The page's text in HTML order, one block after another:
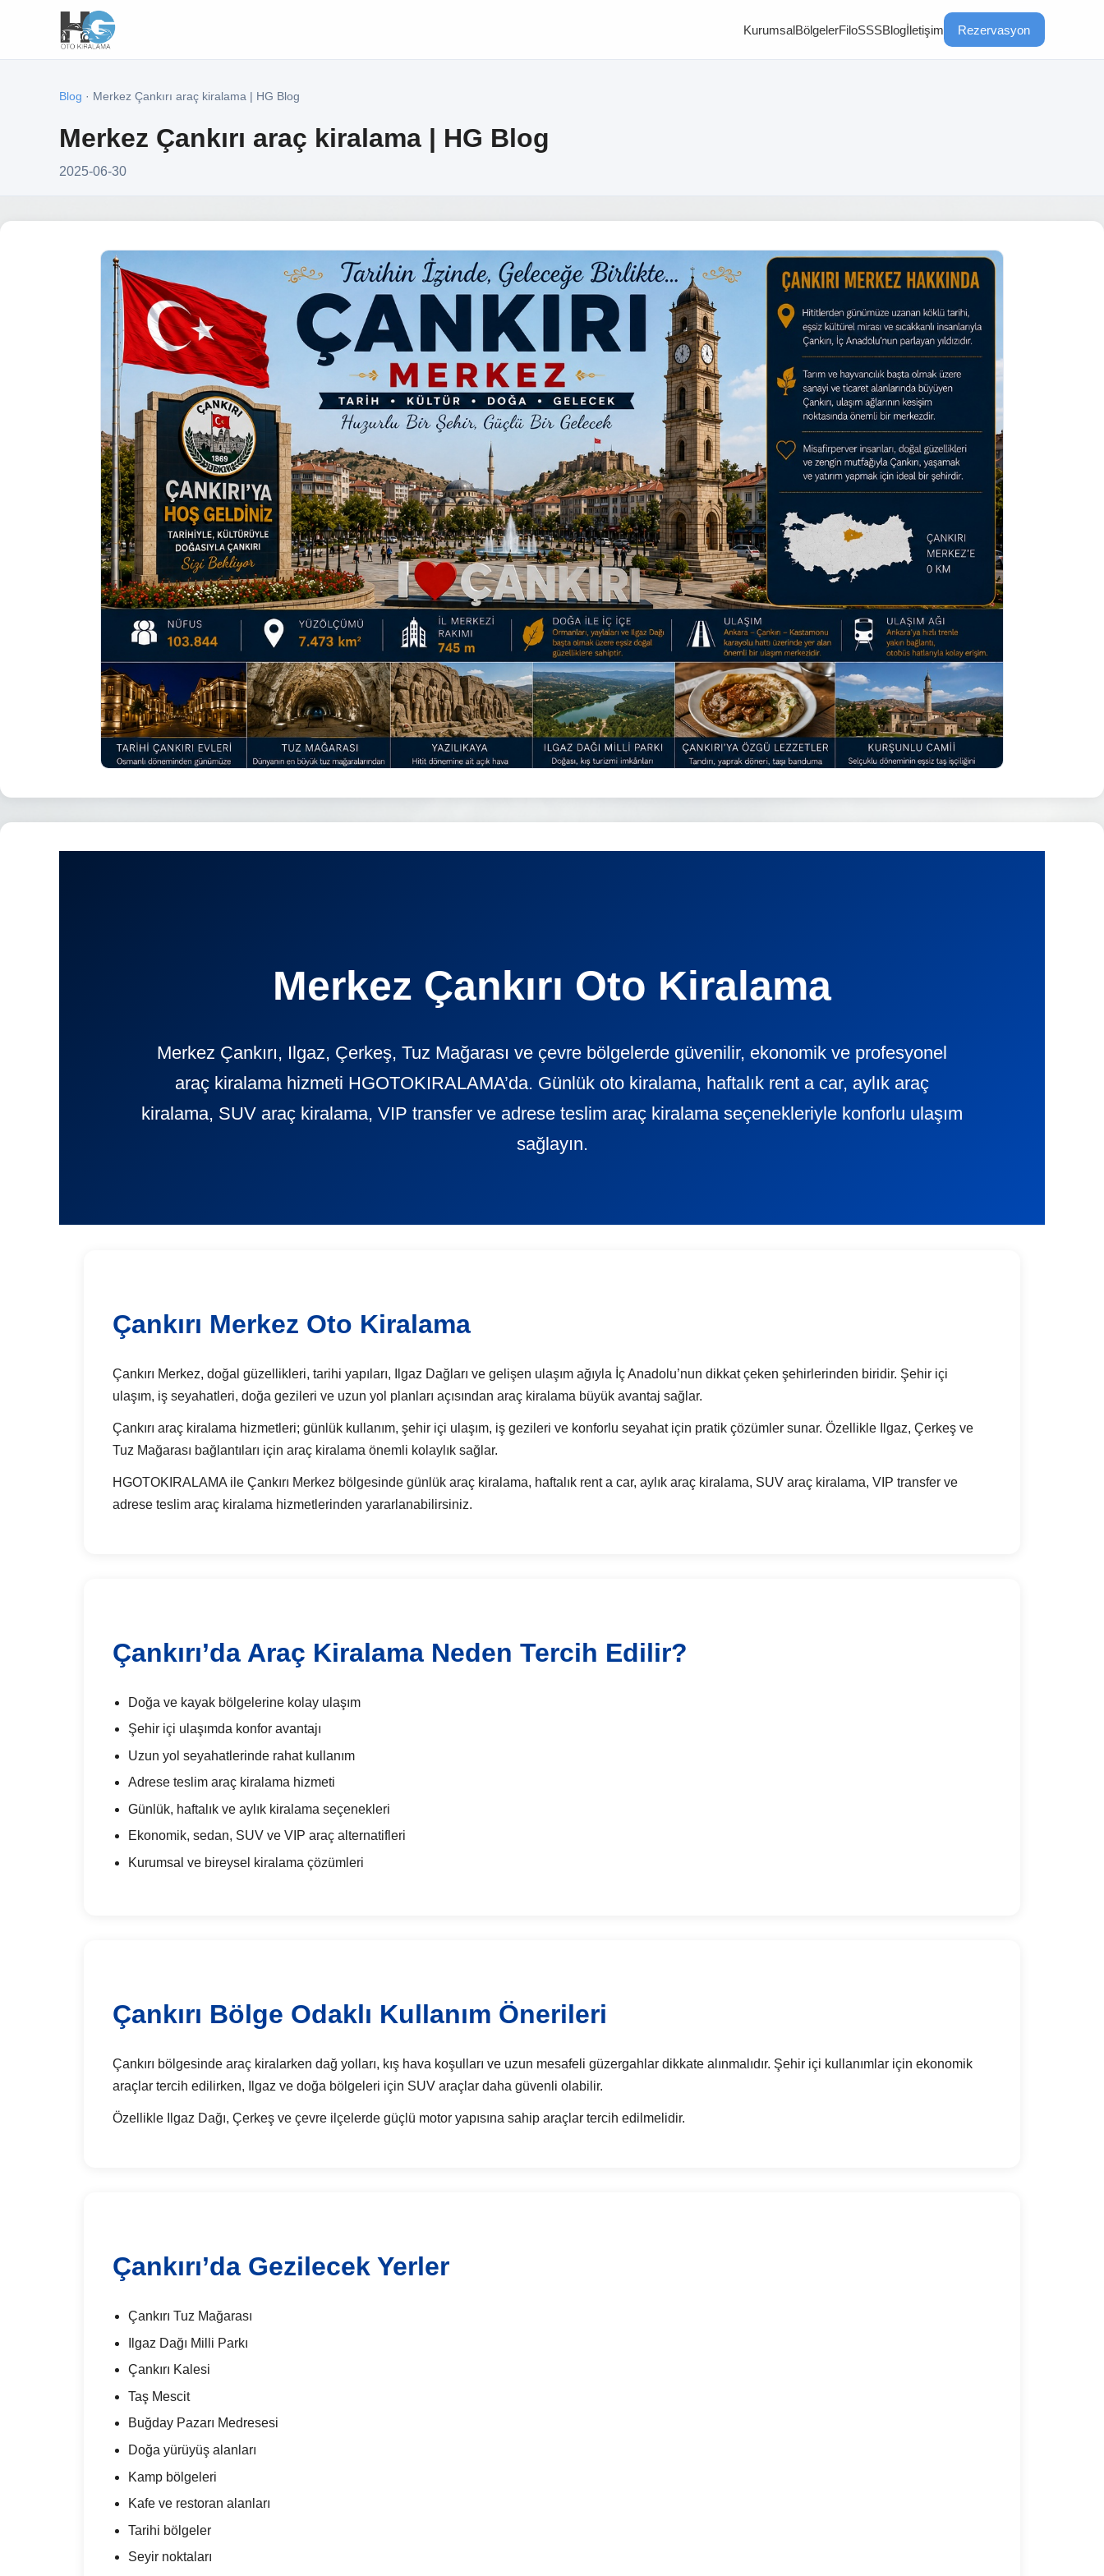
KurumsalBölgelerFiloSSSBlogİletişim Rezervasyon
Blog · Merkez Çankırı araç kiralama | HG Blog
Merkez Çankırı araç kiralama | HG Blog
2025-06-30
Merkez Çankırı Oto Kiralama
Merkez Çankırı, Ilgaz, Çerkeş, Tuz Mağarası ve çevre bölgelerde güvenilir, ekonomik ve profesyonel
araç kiralama hizmeti HGOTOKIRALAMA’da. Günlük oto kiralama, haftalık rent a car, aylık araç
kiralama, SUV araç kiralama, VIP transfer ve adrese teslim araç kiralama seçenekleriyle konforlu ulaşım
sağlayın.
Çankırı Merkez Oto Kiralama
Çankırı Merkez, doğal güzellikleri, tarihi yapıları, Ilgaz Dağları ve gelişen ulaşım ağıyla İç Anadolu’nun dikkat çeken şehirlerinden biridir. Şehir içi
ulaşım, iş seyahatleri, doğa gezileri ve uzun yol planları açısından araç kiralama büyük avantaj sağlar.
Çankırı araç kiralama hizmetleri; günlük kullanım, şehir içi ulaşım, iş gezileri ve konforlu seyahat için pratik çözümler sunar. Özellikle Ilgaz, Çerkeş ve
Tuz Mağarası bağlantıları için araç kiralama önemli kolaylık sağlar.
HGOTOKIRALAMA ile Çankırı Merkez bölgesinde günlük araç kiralama, haftalık rent a car, aylık araç kiralama, SUV araç kiralama, VIP transfer ve
adrese teslim araç kiralama hizmetlerinden yararlanabilirsiniz.
Çankırı’da Araç Kiralama Neden Tercih Edilir?
Doğa ve kayak bölgelerine kolay ulaşım
Şehir içi ulaşımda konfor avantajı
Uzun yol seyahatlerinde rahat kullanım
Adrese teslim araç kiralama hizmeti
Günlük, haftalık ve aylık kiralama seçenekleri
Ekonomik, sedan, SUV ve VIP araç alternatifleri
Kurumsal ve bireysel kiralama çözümleri
Çankırı Bölge Odaklı Kullanım Önerileri
Çankırı bölgesinde araç kiralarken dağ yolları, kış hava koşulları ve uzun mesafeli güzergahlar dikkate alınmalıdır. Şehir içi kullanımlar için ekonomik
araçlar tercih edilirken, Ilgaz ve doğa bölgeleri için SUV araçlar daha güvenli olabilir.
Özellikle Ilgaz Dağı, Çerkeş ve çevre ilçelerde güçlü motor yapısına sahip araçlar tercih edilmelidir.
Çankırı’da Gezilecek Yerler
Çankırı Tuz Mağarası
Ilgaz Dağı Milli Parkı
Çankırı Kalesi
Taş Mescit
Buğday Pazarı Medresesi
Doğa yürüyüş alanları
Kamp bölgeleri
Kafe ve restoran alanları
Tarihi bölgeler
Seyir noktaları